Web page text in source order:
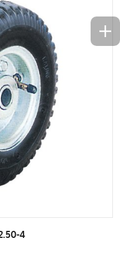
8X2.50-4